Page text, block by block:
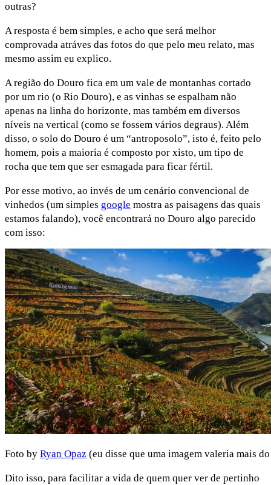
outras?
A resposta é bem simples, e acho que será melhor
comprovada atráves das fotos do que pelo meu relato, mas
mesmo assim eu explico.
A região do Douro fica em um vale de montanhas cortado
por um rio (o Rio Douro), e as vinhas se espalham não
apenas na linha do horizonte, mas também em diversos
níveis na vertical (como se fossem vários degraus). Além
disso, o solo do Douro é um “antroposolo”, isto é, feito pelo
homem, pois a maioria é composto por xisto, um tipo de
rocha que tem que ser esmagada para ficar fértil.
Por esse motivo, ao invés de um cenário convencional de
vinhedos (um simples google mostra as paisagens das quais
estamos falando), você encontrará no Douro algo parecido
com isso:
Foto by Ryan Opaz (eu disse que uma imagem valeria mais
Dito isso, para facilitar a vida de quem quer ver de pertinho